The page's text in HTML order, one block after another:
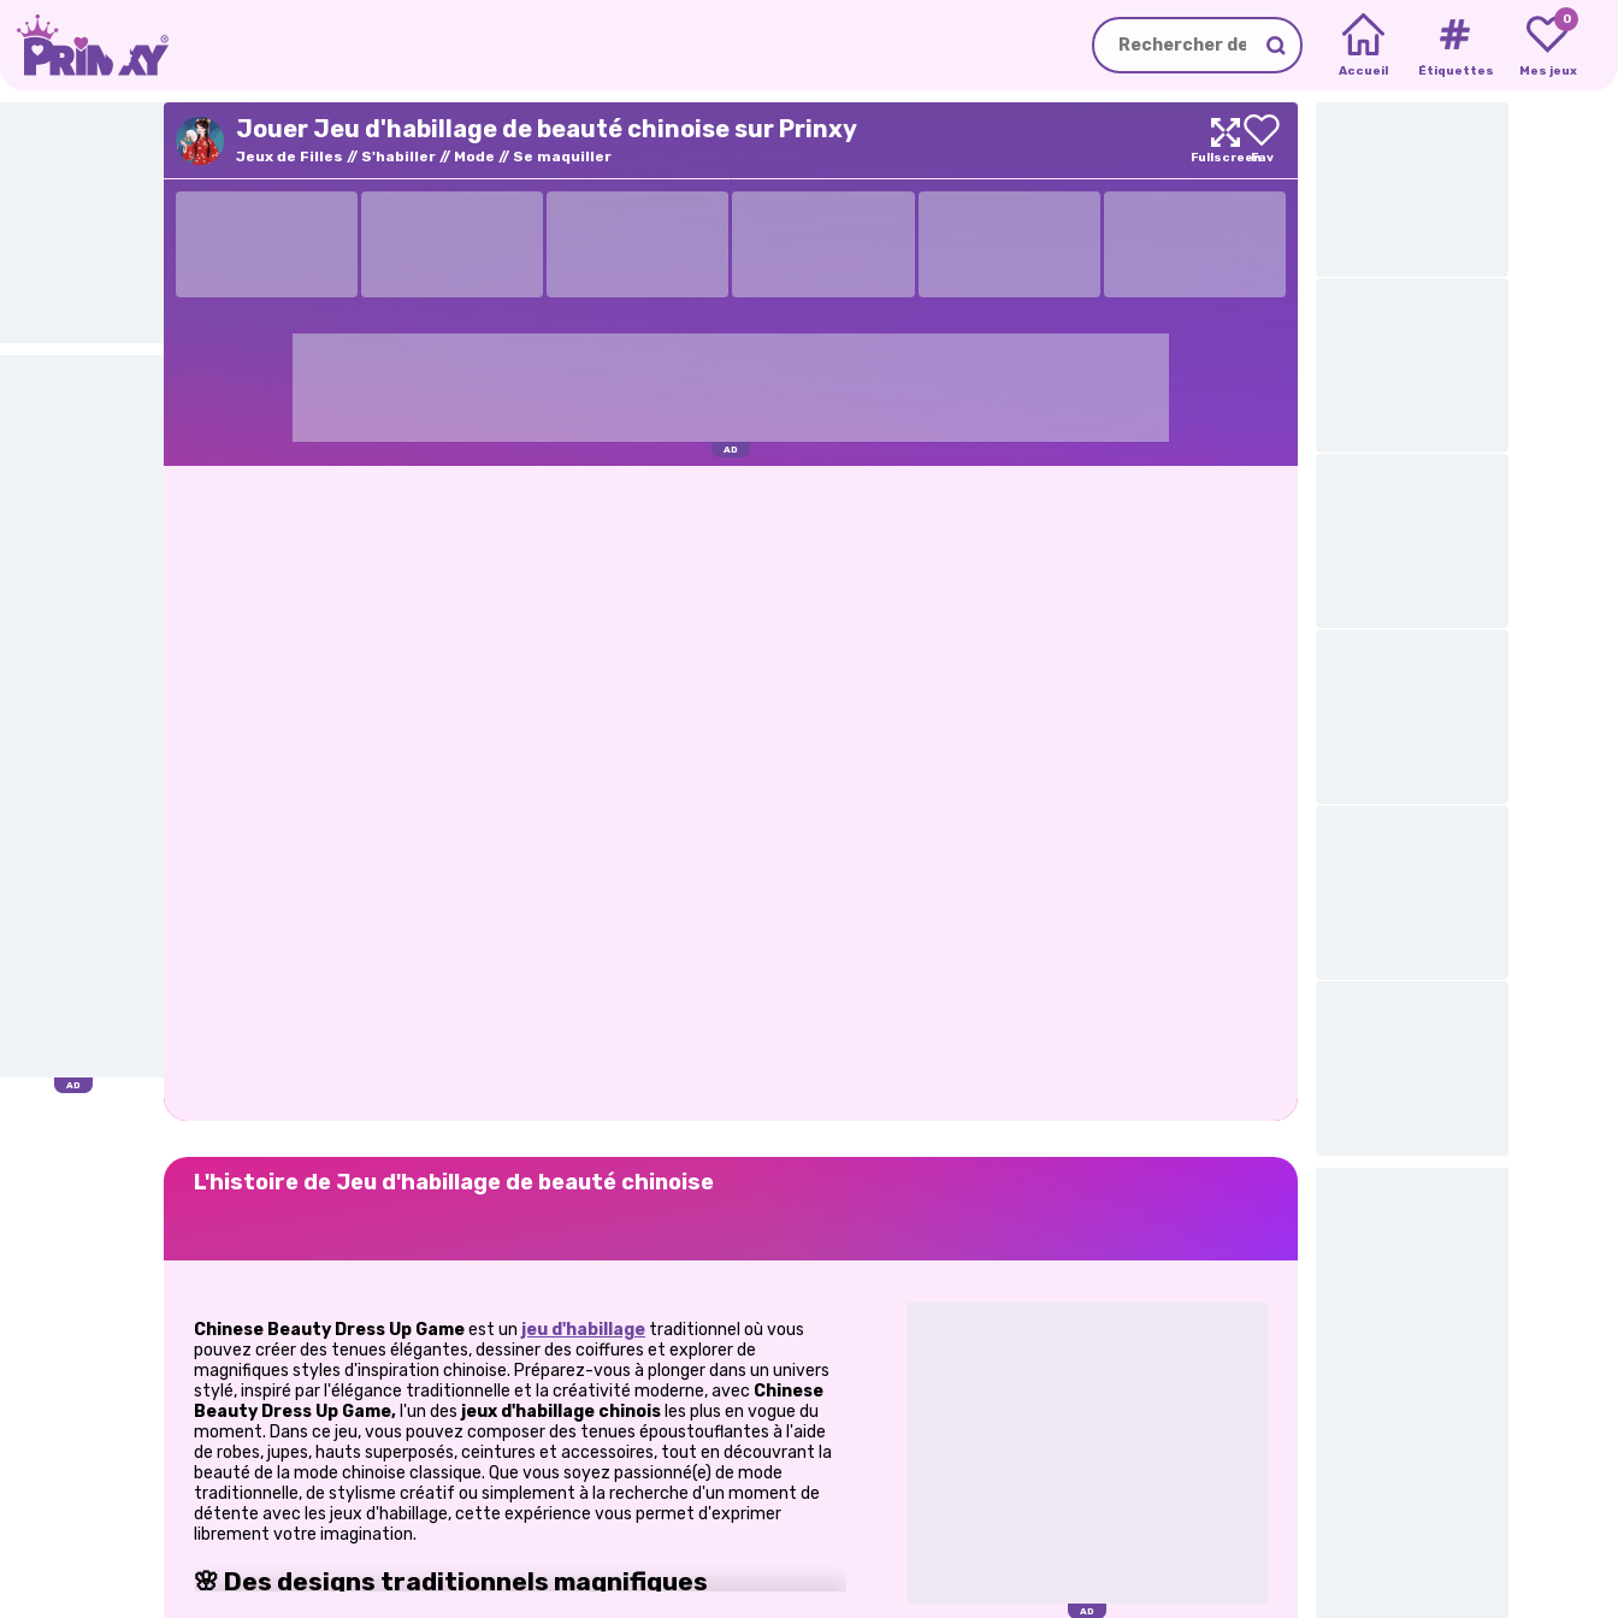
Accueil Étiquettes
0
Mes jeux
Jouer Jeu d'habillage de beauté chinoise sur Prinxy
Jeux de Filles S'habiller Mode Se maquiller
L'histoire de Jeu d'habillage de beauté chinoise
Chinese Beauty Dress Up Gameest un jeu d'habillage traditionnel où vous
pouvez créer des tenues élégantes, dessiner des coiffures et explorer de
magnifiques styles d'inspiration chinoise. Préparez-vous à plonger dans un univers
stylé, inspiré par l'élégance traditionnelle et la créativité moderne, avec Chinese
Beauty Dress Up Game,l'un des jeux d'habillage chinoisles plus en vogue du
moment. Dans ce jeu, vous pouvez composer des tenues époustouflantes à l'aide
de robes, jupes, hauts superposés, ceintures et accessoires, tout en découvrant la
beauté de la mode chinoise classique. Que vous soyez passionné(e) de mode
traditionnelle, de stylisme créatif ou simplement à la recherche d'un moment de
détente avec les jeux d'habillage, cette expérience vous permet d'exprimer
librement votre imagination.
🌸 Des designs traditionnels magnifiques